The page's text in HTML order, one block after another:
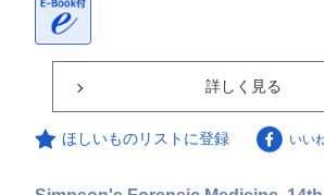
詳しく見る
ほしいものリストに登録 いい